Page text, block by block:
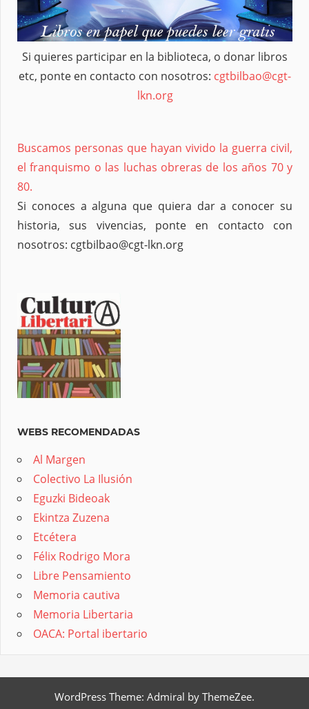
Si quieres participar en la biblioteca, o donar libros
etc, ponte en contacto con nosotros: cgtbilbao@cgt-
lkn.org
Buscamos personas que hayan vivido la guerra civil,
el franquismo o las luchas obreras de los años 70 y
80.
Si conoces a alguna que quiera dar a conocer su
historia, sus vivencias, ponte en contacto con
nosotros: cgtbilbao@cgt-lkn.org
WEBS RECOMENDADAS
Al Margen
Colectivo La Ilusión
Eguzki Bideoak
Ekintza Zuzena
Etcétera
Félix Rodrigo Mora
Libre Pensamiento
Memoria cautiva
Memoria Libertaria
OACA: Portal ibertario
WordPress Theme: Admiral by ThemeZee.